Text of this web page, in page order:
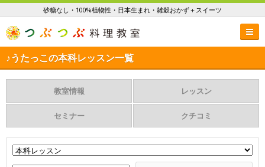
砂糖なし・100%植物性・日本生まれ・雑穀おかず＋スイーツ
♪うたっこの本科レッスン一覧
教室情報 レッスン
セミナー クチコミ